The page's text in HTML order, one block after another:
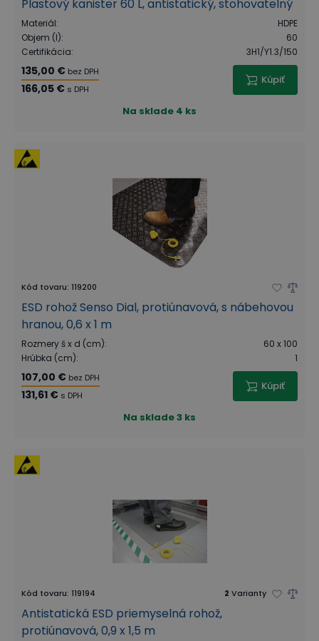
Plastový kanister 60 L, antistatický, stohovatelný
Materiál:
HDPE
Objem (l):
60
Certifikácia: 3H1/Y1.3/150
135,00 € bez DPH
166,05 € s DPH
Kúpiť
Na sklade 4 ks
Kód tovaru: 119200
ESD rohož Senso Dial, protiúnavová, s nábehovou
hranou, 0,6 x 1 m
Rozmery š x d (cm):
60 x 100
Hrúbka (cm): 1
107,00 € bez DPH
131,61 € s DPH
Kúpiť
Na sklade3 ks
Kód tovaru: 119194 2 Varianty
Antistatická ESD priemyselná rohož,
protiúnavová, 0,9 x 1,5 m